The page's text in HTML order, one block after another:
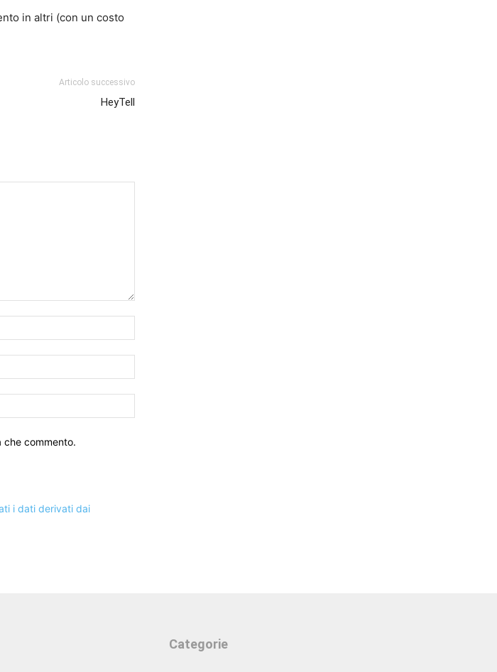
in altri (con un costo
Articolo successivo
HeyTell
che commento.
i dati derivati dai
Categorie